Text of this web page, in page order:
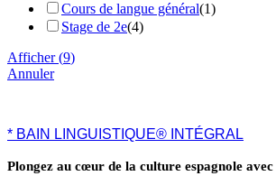
Cours de langue général(1)
Stage de 2e(4)
Afficher(9)
Annuler
* BAIN LINGUISTIQUE® INTÉGRAL
Plongez au cœur de la culture espagnole